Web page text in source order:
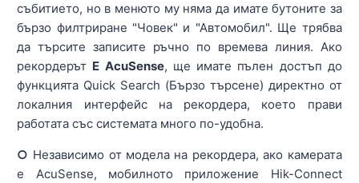
събитието, но в менюто му няма да имате бутоните за
бързо филтриране "Човек" и "Автомобил". Ще трябва
да търсите записите ръчно по времева линия. Ако
рекордерът Е AcuSense, ще имате пълен достъп до
функцията Quick Search (Бързо търсене) директно от
локалния интерфейс на рекордера, което прави
работата със системата много по-удобна.
○ Независимо от модела на рекордера, ако камерата
е AcuSense, мобилното приложение Hik-Connect